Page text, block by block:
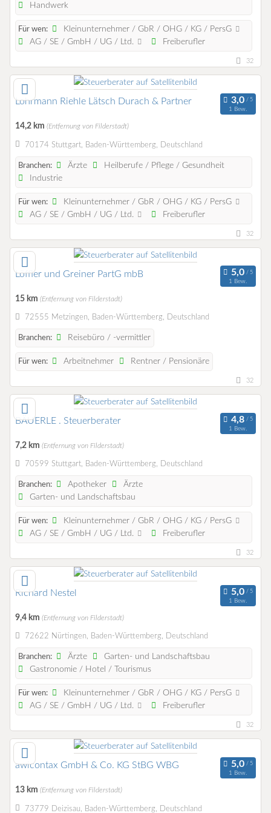
Handwerk
Für wen:
Kleinunternehmer / GbR / OHG / KG / PersG
AG / SE / GmbH / UG / Ltd.
Freiberufler
32
Lohrmann Riehle Lätsch Durach & Partner
1 Bew.
14,2 km (Entfernung von Filderstadt)
70174 Stuttgart, Baden-Württemberg, Deutschland
Branchen: Ärzte
Heilberufe / Pflege / Gesundheit
Industrie
Für wen:
Kleinunternehmer / GbR / OHG / KG / PersG
AG / SE / GmbH / UG / Ltd.
Freiberufler
32
Löffler und Greiner PartG mbB
1 Bew.
15 km (Entfernung von Filderstadt)
72555 Metzingen, Baden-Württemberg, Deutschland
Branchen: Reisebüro / -vermittler
Für wen: Arbeitnehmer Rentner / Pensionäre
32
BÄUERLE . Steuerberater
1 Bew.
7,2 km (Entfernung von Filderstadt)
70599 Stuttgart, Baden-Württemberg, Deutschland
Branchen: Apotheker
Ärzte
Garten- und Landschaftsbau
Für wen:
Kleinunternehmer / GbR / OHG / KG / PersG
AG / SE / GmbH / UG / Ltd.
Freiberufler
32
Richard Nestel
1 Bew.
9,4 km (Entfernung von Filderstadt)
72622 Nürtingen, Baden-Württemberg, Deutschland
Branchen: Ärzte
Garten- und Landschaftsbau
Gastronomie / Hotel / Tourismus
Für wen:
Kleinunternehmer / GbR / OHG / KG / PersG
AG / SE / GmbH / UG / Ltd.
Freiberufler
32
awicontax GmbH & Co. KG StBG WBG
1 Bew.
13 km (Entfernung von Filderstadt)
73779 Deizisau, Baden-Württemberg, Deutschland